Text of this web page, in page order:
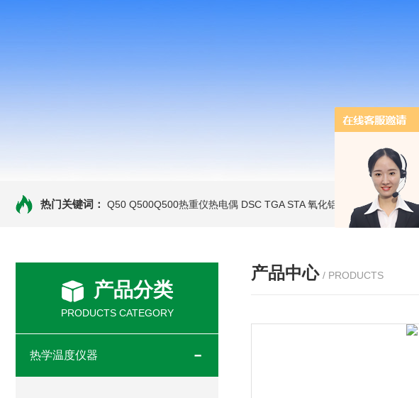
热门关键词： Q50 Q500Q500热重仪热电偶 DSC TGA STA 氧化铝坩埚 同步热分析
产品分类
PRODUCTS CATEGORY
热学温度仪器
产品中心 / PRODUCTS